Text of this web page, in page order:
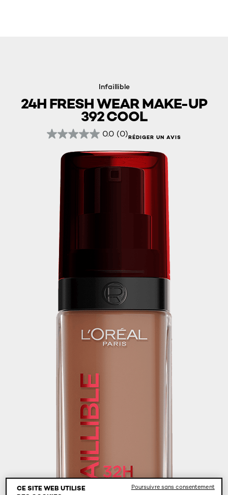
Infaillible
24H FRESH WEAR MAKE-UP
392 COOL
0.0 (0)RÉDIGER UN AVIS
CE SITE WEB UTILISE
Poursuivre sans consentement